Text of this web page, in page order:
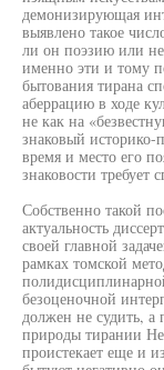
демонизирующая
выявлено такое
ли он поэзию или
именно эти и тому
бытования тирана
аберрацию в ходе
не как на
знаковый
время и место его
знаковости требует
Собственно такой
актуальность
своей главной
рамках томской
безоценочной
должен не судить, а
природы тирании
проистекает еще и